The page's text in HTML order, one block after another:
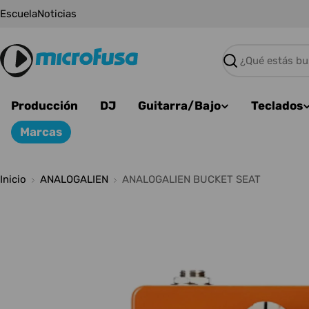
Saltar
EscuelaNoticias
Buscar
Producción DJ Guitarra/Bajo Teclados
Marcas
Inicio ANALOGALIEN ANALOGALIEN BUCKET SEAT